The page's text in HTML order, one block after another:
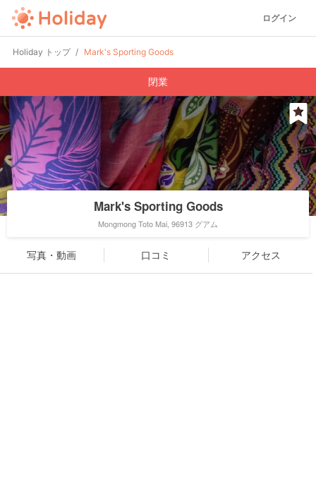
ログイン
Holiday トップ Mark's Sporting Goods
閉業
Mark's Sporting Goods
Mongmong Toto Mai, 96913 グアム
写真・動画 口コミ アクセス